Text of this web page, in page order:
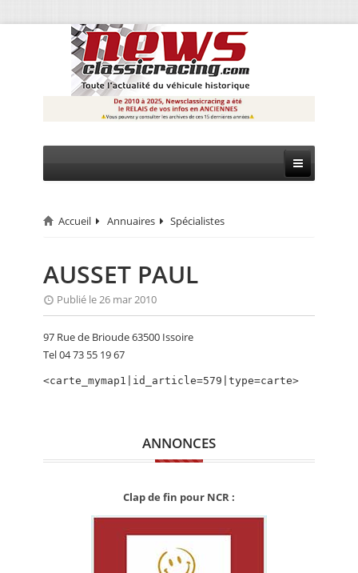
CIRCUIT
RALLYE
MONTAGNE
EVÈNEMENTS
ANNUAIRES
PETITES ANNONCES
Accueil Annuaires Spécialistes
AUSSET PAUL
Publié le 26 mar 2010
97 Rue de Brioude 63500 Issoire
Tel 04 73 55 19 67
<carte_mymap1|id_article=579|type=carte>
ANNONCES
Clap de fin pour NCR :